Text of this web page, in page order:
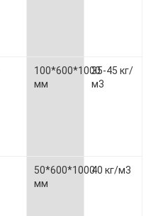
100*600*1000
мм
35-45 кг/
м3
50*600*1000
мм
40 кг/м3